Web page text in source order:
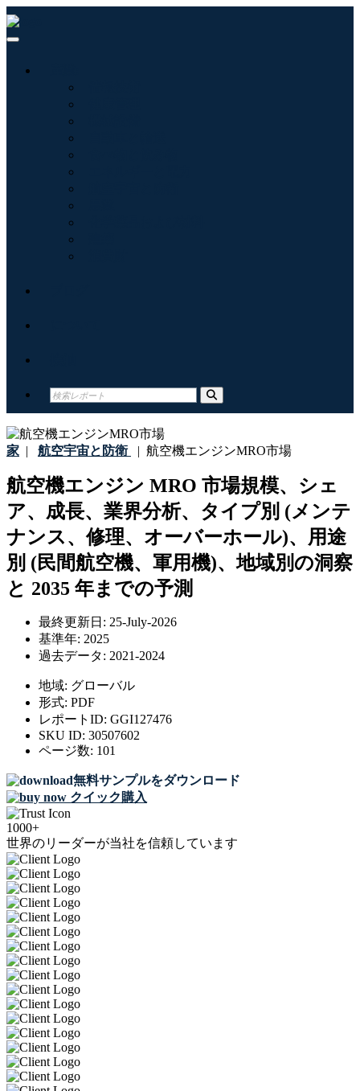
家 | 航空宇宙と防衛 | 航空機エンジンMRO市場
航空機エンジン MRO 市場規模、シェ
ア、成長、業界分析、タイプ別 (メンテ
ナンス、修理、オーバーホール)、用途
別 (民間航空機、軍用機)、地域別の洞察
と 2035 年までの予測
最終更新日: 25-July-2026
基準年: 2025
過去データ: 2021-2024
地域: グローバル
形式: PDF
レポートID: GGI127476
SKU ID: 30507602
ページ数: 101
無料サンプルをダウンロード
クイック購入
1000+
世界のリーダーが当社を信頼しています